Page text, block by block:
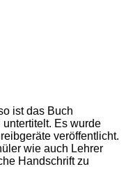
ist das Buch
Es wurde
veröffentlicht.
wie auch Lehrer
Handschrift zu